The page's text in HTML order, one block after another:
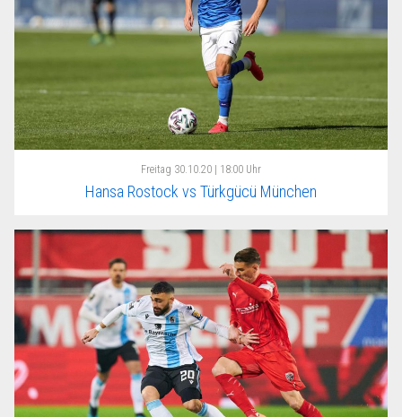
Freitag 30.10.20 | 18:00 Uhr
Hansa Rostock vs Türkgücü München